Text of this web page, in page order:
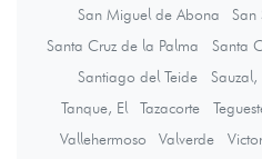
San Miguel de Abona
San
Santa Cruz de la Palma
Santa
Santiago del Teide
Sauzal,
Tanque, El
Tazacorte
Vallehermoso
Valverde